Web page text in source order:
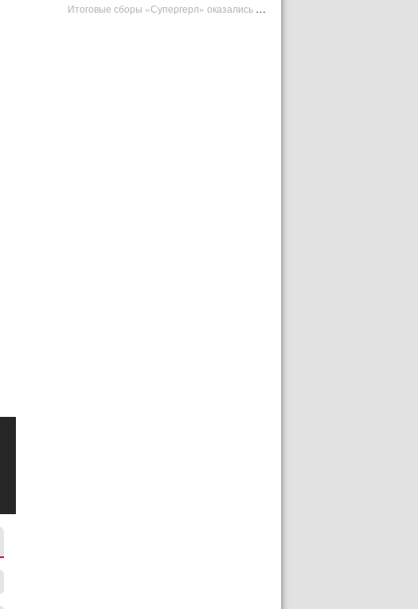
Итоговые сборы «Супергерл» оказались худшими для DC за два десятилетия | Plugged In Ru